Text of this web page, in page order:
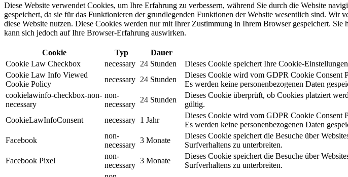
Diese Website verwendet Cookies, um Ihre Erfahrung zu verbessern, während Sie durch die Website
gespeichert, da sie für das Funktionieren der grundlegenden Funktionen der Website wesentlich sind.
diese Website nutzen. Diese Cookies werden nur mit Ihrer Zustimmung in Ihrem Browser gespeichert.
kann sich jedoch auf Ihre Browser-Erfahrung auswirken.
Cookie Typ Dauer
Cookie Law Checkbox
necessary 24 Stunden
Dieses Cookie speichert Ihre Cookie-
Cookie Law Info Viewed
Cookie Policy
necessary 24 Stunden
Dieses Cookie wird vom GDPR Cookie Consent
Es werden keine personenbezogenen Daten
cookielawinfo-checkbox-non-
necessary
non-
necessary
24 Stunden
Dieses Cookie überprüft, ob Cookies platziert
gültig.
CookieLawInfoConsent
necessary 1 Jahr
Dieses Cookie wird vom GDPR Cookie Consent
Es werden keine personenbezogenen Daten
Facebook
non-
necessary
3 Monate
Dieses Cookie speichert die Besuche über
Surfverhaltens zu unterbreiten.
Facebook Pixel
non-
necessary
3 Monate
Dieses Cookie speichert die Besuche über
Surfverhaltens zu unterbreiten.